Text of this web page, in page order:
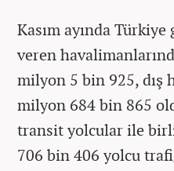
Kasım ayında
veren
milyon 5 bin 925, dış
milyon 684 bin 865
transit yolcular ile
706 bin 406 yolcu